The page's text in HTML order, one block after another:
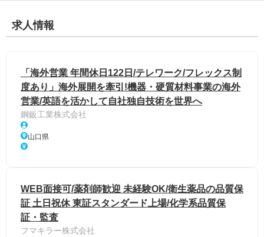
求人情報
「海外営業 年間休日122日/テレワーク/フレックス制
度あり」海外展開を牽引!機器・硬質材料事業の海外
営業/英語を活かして自社独自技術を世界へ
鋼鈑工業株式会社
山口県
WEB面接可/薬剤師歓迎 未経験OK/衛生薬品の品質保
証 土日祝休 東証スタンダード上場/化学系品質保
証・監査
フマキラー株式会社